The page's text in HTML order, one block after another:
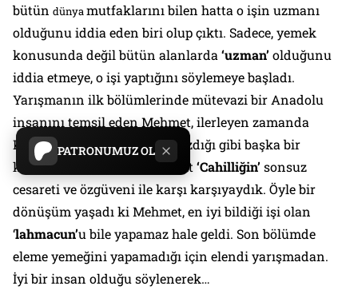
PATRONUMUZ OL
bütün dünyamutfaklarını bilen hatta o işin uzmanı
olduğunu iddia eden biri olup çıktı. Sadece, yemek
konusunda değil bütün alanlarda ‘uzman’ olduğunu
iddia etmeye, o işi yaptığını söylemeye başladı.
Yarışmanın ilk bölümlerinde mütevazi bir Anadolu
insanını temsil eden Mehmet, ilerleyen zamanda
Kafka’nınDönüşüm’ünde yazdığı gibi başka bir
kimliğe bürünmüştü. Bir çeşit ‘Cahilliğin’ sonsuz
cesareti ve özgüveni ile karşı karşıyaydık. Öyle bir
dönüşüm yaşadı ki Mehmet, en iyi bildiği işi olan
‘lahmacun’u bile yapamaz hale geldi. Son bölümde
eleme yemeğini yapamadığı için elendi yarışmadan.
İyi bir insan olduğu söylenerek…